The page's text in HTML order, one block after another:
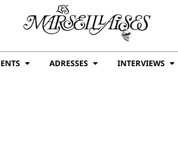
ADRESSES INTERVIEWS